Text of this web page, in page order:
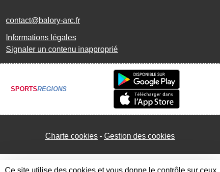
contact@balory-arc.fr
Informations légales
Signaler un contenu inapproprié
SPORTSREGIONS
Charte cookies Gestion des cookies
Ce site utilise des cookies et vous donne le contrôle sur ceux